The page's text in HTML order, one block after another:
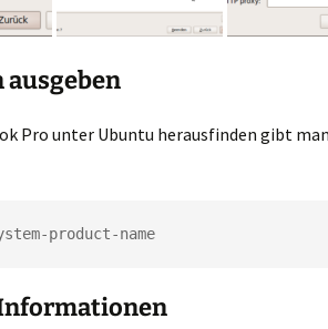
ausgeben
Pro unter Ubuntu herausfinden gibt
product-name